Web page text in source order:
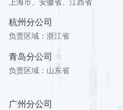
上海市、安徽省、江西省
杭州分公司
负责区域： 浙江省
青岛分公司
负责区域： 山东省
广州分公司